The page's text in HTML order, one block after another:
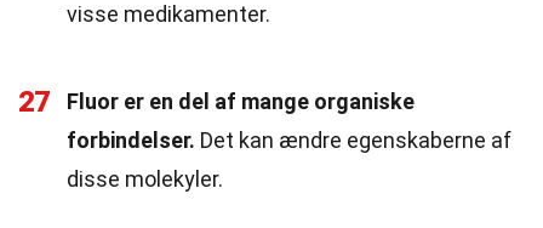
visse medikamenter.
27
Fluor er en del af mange organiske
forbindelser. Det kan ændre egenskaberne af
disse molekyler.